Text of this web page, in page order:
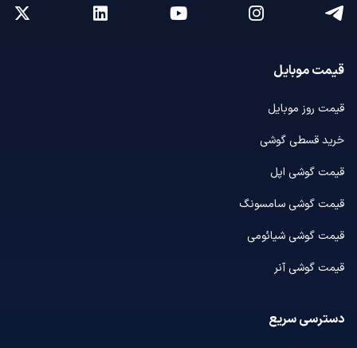
قیمت موبایل
قیمت روز موبایل
خرید قسطی گوشی
قیمت گوشی اپل
قیمت گوشی سامسونگ
قیمت گوشی شیائومی
قیمت گوشی آنر
دسترسی سریع